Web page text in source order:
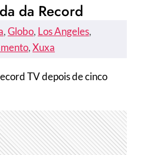
da Record
, Globo, Los Angeles
, Xuxa
TV depois de cinco